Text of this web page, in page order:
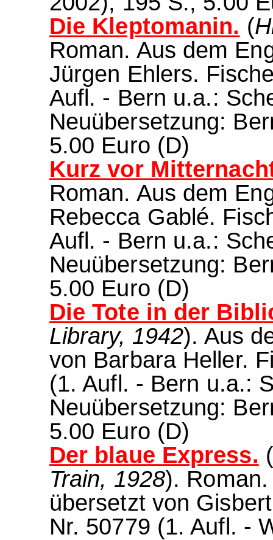
Die Kleptomanin. (
Roman. Aus dem
Jürgen Ehlers.
Aufl. - Bern u.a.:
Neuübersetzung:
5.00 Euro (D)
Kurz vor
Roman. Aus dem
Rebecca Gablé.
Aufl. - Bern u.a.:
Neuübersetzung:
5.00 Euro (D)
Die Tote in der
Library, 1942). Aus
von Barbara Heller.
(1. Aufl. - Bern u.a.:
Neuübersetzung:
5.00 Euro (D)
Der blaue Express. (
Train, 1928).
übersetzt von
Nr. 50779 (1. Aufl. -